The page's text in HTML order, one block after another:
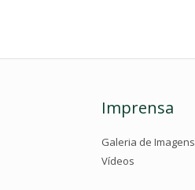
Imprensa
Galeria de Imagens
Vídeos